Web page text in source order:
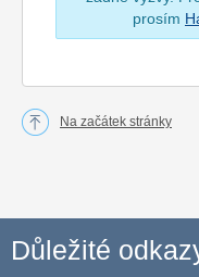
prosím
Na začátek stránky
Důležité